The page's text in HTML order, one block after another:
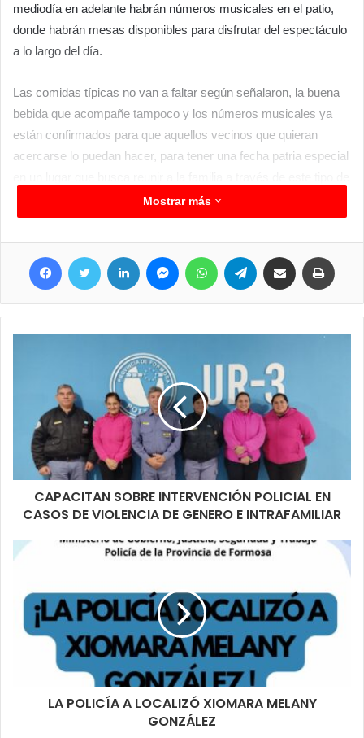
mediodía en adelante habrán números musicales en el patio,
donde habrán mesas disponibles para disfrutar del espectáculo
a lo largo del día.
Las comidas típicas no van a faltar según señalaron, la buena
bebida que acompañe tampoco y los números musicales ya
están confirmados para que aquellos vecinos que quieran
acercarse lo puedan hacer, para tener una fecha patria especial
actividades. La entrada es libre y gratuita, solo hay que tener
las ganas de disfrutar de evento que se extenderá hasta cerca
de las 18 hs señalaron.
Mostrar más
CAPACITAN SOBRE INTERVENCIÓN POLICIAL EN
CASOS DE VIOLENCIA DE GENERO E INTRAFAMILIAR
LA POLICÍA A LOCALIZÓ XIOMARA MELANY
GONZÁLEZ